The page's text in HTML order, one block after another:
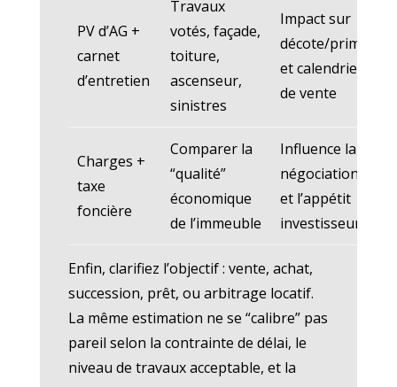
PV d’AG +
carnet
d’entretien
Travaux
votés, façade,
toiture,
ascenseur,
sinistres
Impact sur
décote/prime
et calendrier
de vente
Charges +
taxe
foncière
Comparer la
“qualité”
économique
de l’immeuble
Influence la
négociation
et l’appétit
investisseurs
Enfin, clarifiez l’objectif : vente, achat,
succession, prêt, ou arbitrage locatif.
La même estimation ne se “calibre” pas
pareil selon la contrainte de délai, le
niveau de travaux acceptable, et la